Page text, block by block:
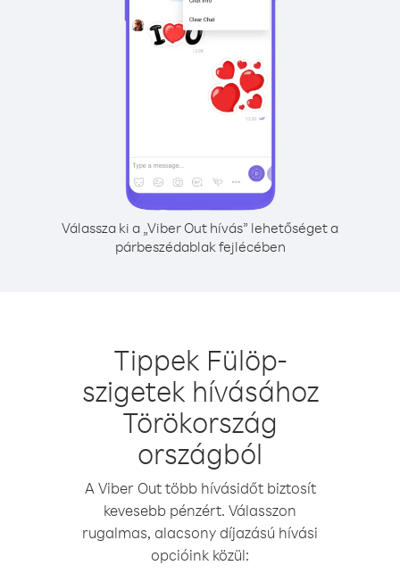
Válassza ki a „Viber Out hívás” lehetőséget a
párbeszédablak fejlécében
Tippek Fülöp-
szigetek hívásához
Törökország
országból
A Viber Out több hívásidőt biztosít
kevesebb pénzért. Válasszon
rugalmas, alacsony díjazású hívási
opcióink közül: